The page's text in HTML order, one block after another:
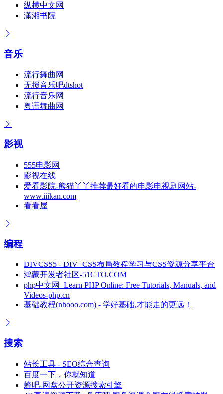
纵横中文网
潇湘书院
音乐
流行舞曲网
无损音乐吧dtshot
流行音乐网
粤语舞曲网
影视
555电影网
影视在线
爱看影院-熊猫丫丫推荐最好看的电影电视剧网站-
www.iiikan.com
看看屋
编程
DIVCSS5 - DIV+CSS布局教程学习与CSS资源分享平台
鸿蒙开发者社区-51CTO.COM
php中文网_Learn PHP Online: Free Tutorials, Manuals, and
Videos-php.cn
基础教程(nhooo.com) - 学好基础,才能走的更远！
搜索
站长工具 - SEO综合查询
百度一下，你就知道
蜂吧-网盘公开资源搜索引擎